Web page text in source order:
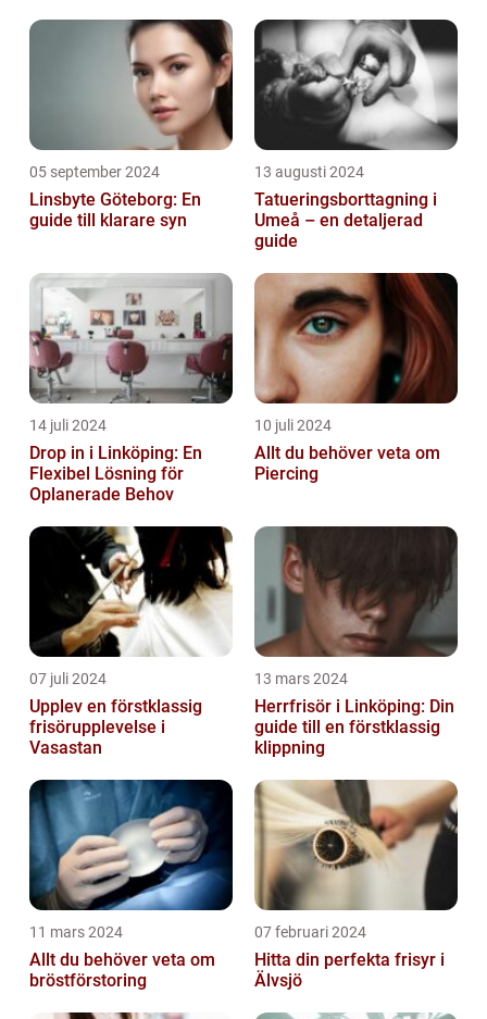
05 september 2024
Linsbyte Göteborg: En
guide till klarare syn
13 augusti 2024
Tatueringsborttagning i
Umeå – en detaljerad
guide
14 juli 2024
Drop in i Linköping: En
Flexibel Lösning för
Oplanerade Behov
10 juli 2024
Allt du behöver veta om
Piercing
07 juli 2024
Upplev en förstklassig
frisörupplevelse i
Vasastan
13 mars 2024
Herrfrisör i Linköping: Din
guide till en förstklassig
klippning
11 mars 2024
Allt du behöver veta om
bröstförstoring
07 februari 2024
Hitta din perfekta frisyr i
Älvsjö